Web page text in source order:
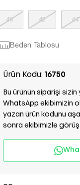
40 42 44
Beden Tablosu
Ürün Kodu: 16750
Bu ürünün siparişi
WhatsApp ekibimizin
yazan ürün kodunu
sonra ekibimizle